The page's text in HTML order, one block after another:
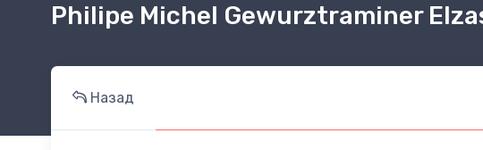
Philipe Michel Gewurztraminer
Назад